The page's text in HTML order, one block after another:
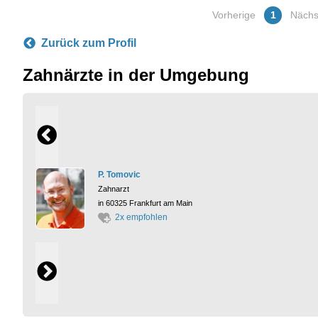
Vorherige 1
Zurück zum Profil
Zahnärzte in der Umgebung
P. Tomovic
Zahnarzt
in 60325 Frankfurt am Main
2x empfohlen